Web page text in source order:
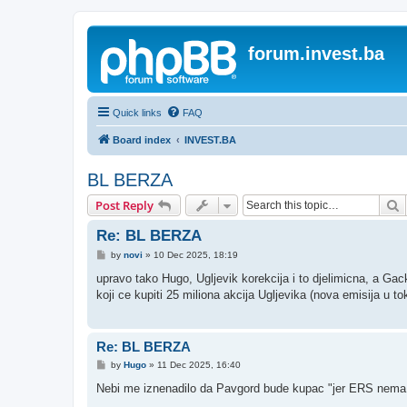
forum.invest.ba
Quick links FAQ
Board index INVEST.BA
BL BERZA
Post Reply
Re: BL BERZA
P
s
by novi » 10 Dec 2025, 18:19
upravo tako Hugo, Ugljevik korekcija i to djelimicna, a
koji ce kupiti 25 miliona akcija Ugljevika (nova emisija u
Re: BL BERZA
P
s
by Hugo» 11 Dec 2025, 16:40
Nebi me iznenadilo da Pavgord bude kupac "jer ERS